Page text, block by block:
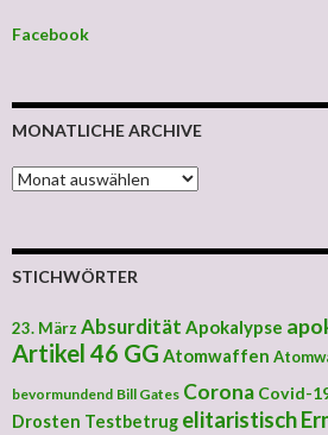
Facebook
MONATLICHE ARCHIVE
MONATLICHE ARCHIVE
STICHWÖRTER
23. März Absurdität Apokalypse
Artikel 46 GG Atomwaffen
bevormundend Bill Gates Corona Covid-
Drosten Testbetrug elitaristisch